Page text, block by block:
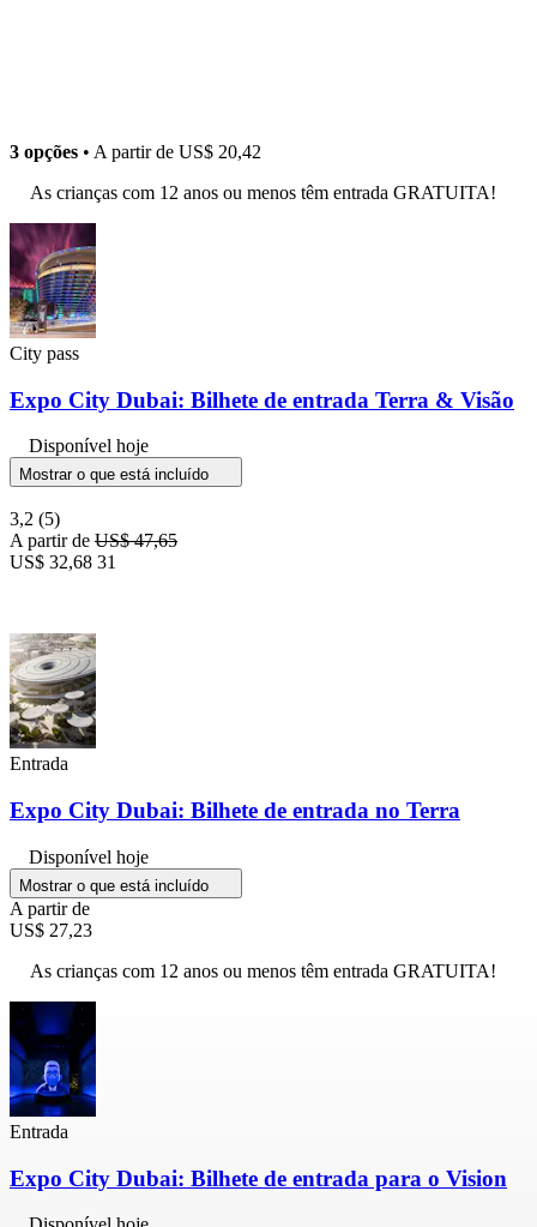
3 opções • A partir de US$ 20,42
As crianças com 12 anos ou menos têm entrada GRATUITA!
City pass
Expo City Dubai: Bilhete de entrada Terra & Visão
Disponível hoje
Mostrar o que está incluído
3,2 (5)
A partir de US$ 47,65
US$ 32,68 31
Entrada
Expo City Dubai: Bilhete de entrada no Terra
Disponível hoje
Mostrar o que está incluído
A partir de
US$ 27,23
As crianças com 12 anos ou menos têm entrada GRATUITA!
Entrada
Expo City Dubai: Bilhete de entrada para o Vision